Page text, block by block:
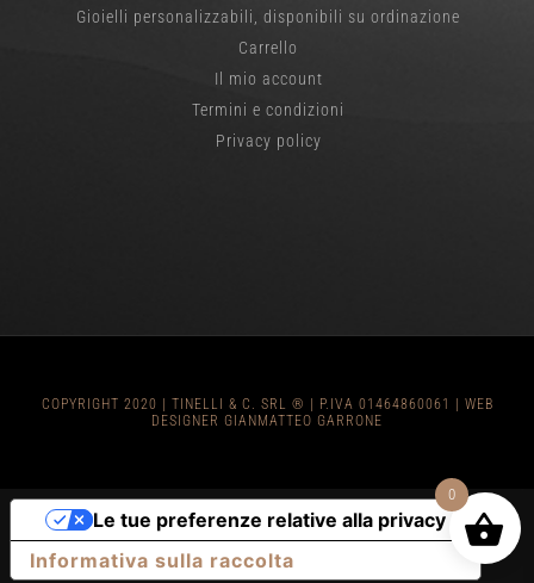
Gioielli personalizzabili, disponibili su ordinazione
Carrello
Il mio account
Termini e condizioni
Privacy policy
COPYRIGHT 2020 | TINELLI & C. SRL ® | P.IVA 01464860061 | WEB
DESIGNER GIANMATTEO GARRONE
0
Informativa sulla raccolta
Le tue preferenze relative alla privacy